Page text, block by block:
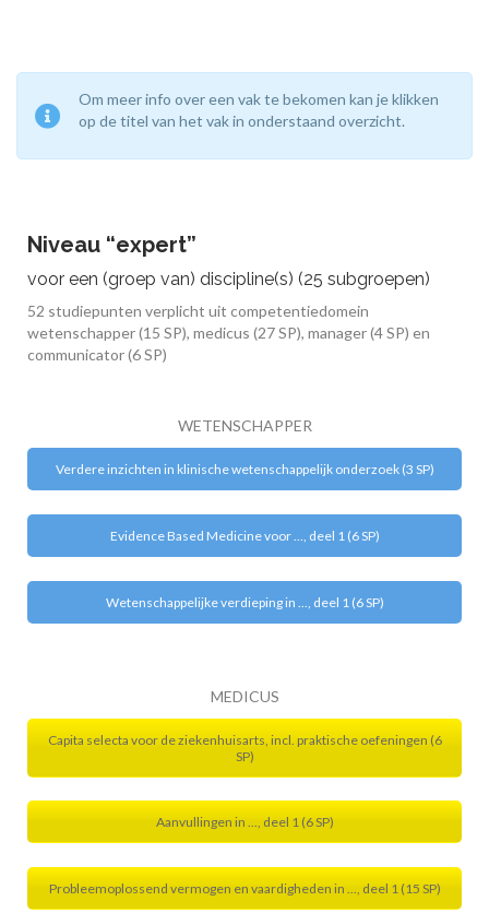
Om meer info over een vak te bekomen kan je klikken
op de titel van het vak in onderstaand overzicht.
Niveau “expert”
voor een (groep van) discipline(s) (25 subgroepen)
52 studiepunten verplicht uit competentiedomein
wetenschapper (15 SP), medicus (27 SP), manager (4 SP) en
communicator (6 SP)
WETENSCHAPPER
Verdere inzichten in klinische wetenschappelijk onderzoek (3 SP)
Evidence Based Medicine voor ..., deel 1 (6 SP)
Wetenschappelijke verdieping in ..., deel 1 (6 SP)
MEDICUS
Capita selecta voor de ziekenhuisarts, incl. praktische oefeningen (6
SP)
Aanvullingen in ..., deel 1 (6 SP)
Probleemoplossend vermogen en vaardigheden in ..., deel 1 (15 SP)